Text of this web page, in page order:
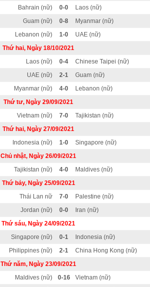
Bahrain (nữ) 0-0
Laos (nữ)
Guam (nữ) 0-8
Myanmar (nữ)
Lebanon (nữ) 1-0
UAE (nữ)
Thứ hai, Ngày 18/10/2021
Laos (nữ) 0-4
Chinese Taipei (nữ)
UAE (nữ) 2-1
Guam (nữ)
Myanmar (nữ) 4-0
Lebanon (nữ)
Thứ tư, Ngày 29/09/2021
Vietnam (nữ) 7-0
Tajikistan (nữ)
Thứ hai, Ngày 27/09/2021
Indonesia (nữ) 1-0
Singapore (nữ)
Chủ nhật, Ngày 26/09/2021
Tajikistan (nữ) 4-0
Maldives (nữ)
Thứ bảy, Ngày 25/09/2021
Thái Lan nữ 7-0
Palestine (nữ)
Jordan (nữ) 0-0
Iran (nữ)
Thứ sáu, Ngày 24/09/2021
Singapore (nữ) 0-1
Indonesia (nữ)
Philippines (nữ) 2-1
China Hong Kong (nữ)
Thứ năm, Ngày 23/09/2021
Maldives (nữ) 0-16
Vietnam (nữ)